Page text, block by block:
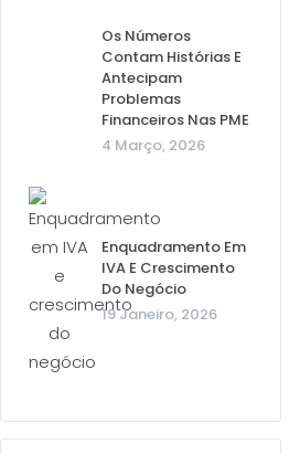
Os Números
Contam Histórias E
Antecipam
Problemas
Financeiros Nas PME
4 Março, 2026
Enquadramento Em
IVA E Crescimento
Do Negócio
19 Janeiro, 2026